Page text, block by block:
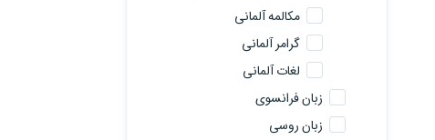
مکالمه آلمانی
گرامر آلمانی
لغات آلمانی
زبان فرانسوی
زبان روسی